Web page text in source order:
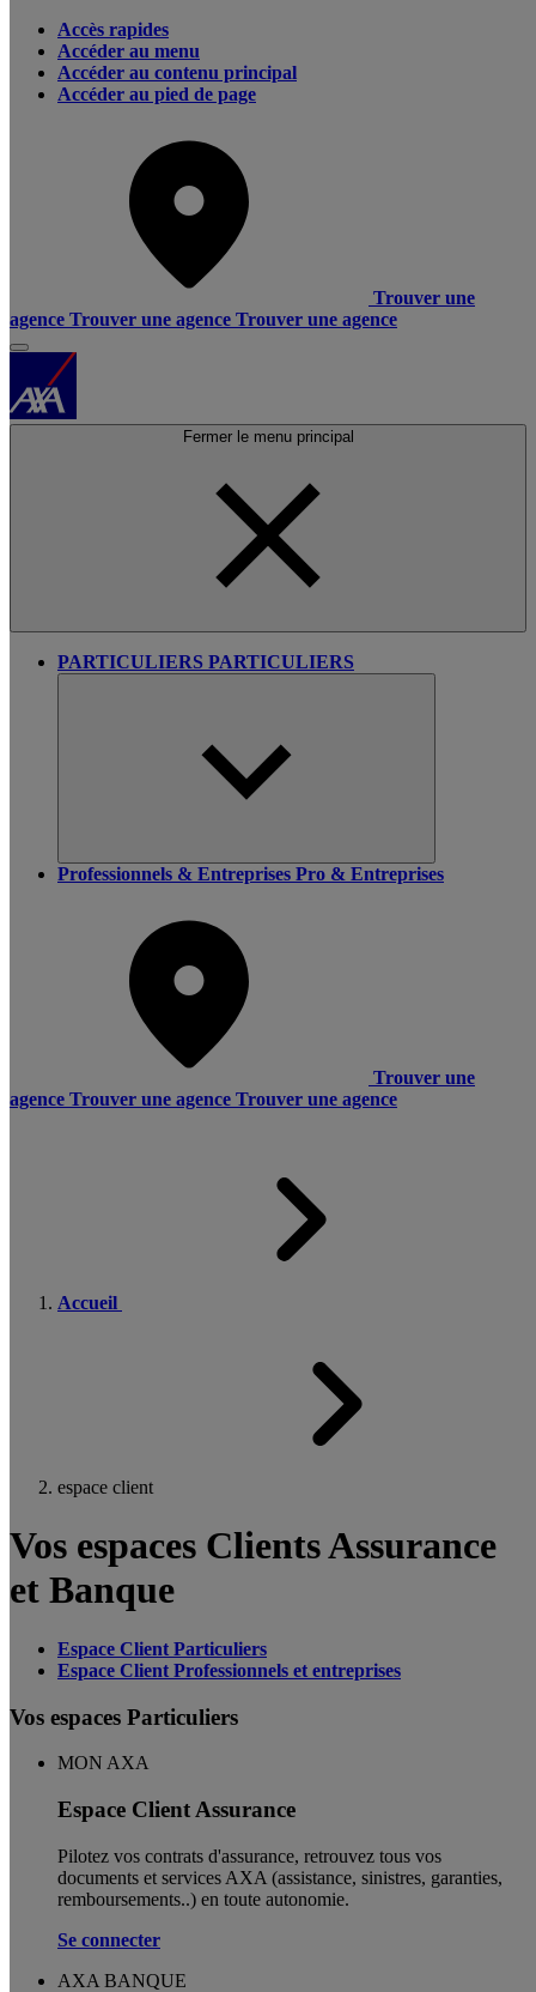
Accès rapides
Accéder au menu
Accéder au contenu principal
Accéder au pied de page
Trouver une
agence Trouver une agence Trouver une agence
Fermer le menu principal
PARTICULIERS PARTICULIERS
Professionnels & Entreprises Pro & Entreprises
Trouver une
agence Trouver une agence Trouver une agence
Accueil
espace client
Vos espaces Clients Assurance
et Banque
Espace Client Particuliers
Espace Client Professionnels et entreprises
Vos espaces Particuliers
MON AXA
Espace Client Assurance
Pilotez vos contrats d'assurance, retrouvez tous vos
documents et services AXA (assistance, sinistres, garanties,
remboursements..) en toute autonomie. ​
Se connecter
AXA BANQUE